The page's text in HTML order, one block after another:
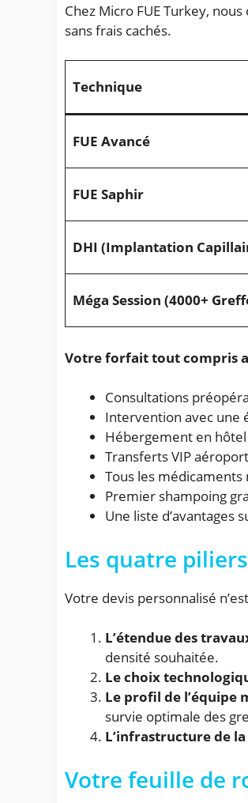
Chez Micro FUE Turkey,
sans frais cachés.
Technique
FUE Avancé
FUE Saphir
DHI (Implantation
Méga Session (4000+
Votre forfait tout compris
Consultations
Intervention avec une
Hébergement en
Transferts VIP
Tous les
Premier shampoing
Une liste
Les quatre
Votre devis personnalisé
L’étendue des
densité souhaitée.
Le choix
Le profil de l’équipe
survie optimale des
L’infrastructure de
Votre feuille de